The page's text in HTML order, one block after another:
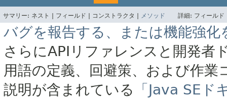
サマリー: ネスト | フィールド | コンストラクタ | メソッド 詳細: フィール
バグを報告する、または機能強化
さらにAPIリファレンスと開発者
用語の定義、回避策、および作
説明が含まれている
「Java SE